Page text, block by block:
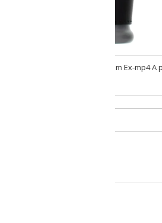
Termometro Intrinseco Ecom Ex-mp4 A